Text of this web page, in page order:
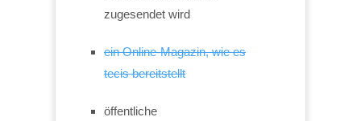
zugesendet wird
ein Online-Magazin, wie es
tecis bereitstellt
öffentliche